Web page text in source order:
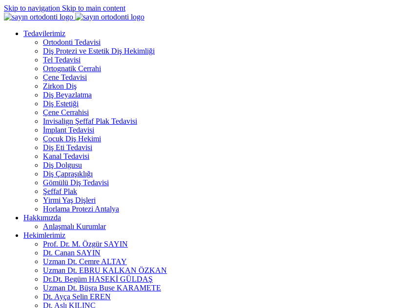
Skip to navigation Skip to main content
Tedavilerimiz
Ortodonti Tedavisi
Diş Protezi ve Estetik Diş Hekimliği
Tel Tedavisi
Ortognatik Cerrahi
Çene Tedavisi
Zirkon Diş
Diş Beyazlatma
Diş Estetiği
Çene Cerrahisi
Invisalign Şeffaf Plak Tedavisi
İmplant Tedavisi
Çocuk Diş Hekimi
Diş Eti Tedavisi
Kanal Tedavisi
Diş Dolgusu
Diş Çapraşıklığı
Gömülü Diş Tedavisi
Şeffaf Plak
Yirmi Yaş Dişleri
Horlama Protezi Antalya
Hakkımızda
Anlaşmalı Kurumlar
Hekimlerimiz
Prof. Dr. M. Özgür SAYIN
Dt. Canan SAYIN
Uzman Dt. Cemre ALTAY
Uzman Dt. EBRU KALKAN ÖZKAN
Dr.Dt. Begüm HASEKİ GÜLDAŞ
Uzman Dt. Büşra Buse KARAMETE
Dt. Ayça Selin EREN
Dt. Aslı KILINÇ